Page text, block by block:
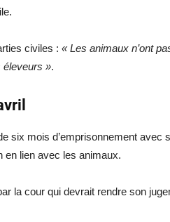
civiles : « Les animaux n’ont
éleveurs ».
six mois d’emprisonnement avec
en lien avec les animaux.
la cour qui devrait rendre son